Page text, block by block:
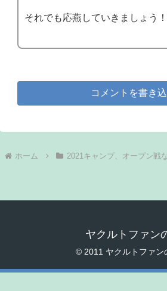
それでも応燕していきましょう！
コメントを書き
ホーム 2021キャンプ、オープン戦
ヤクルトファン
© 2011 ヤクルトファン